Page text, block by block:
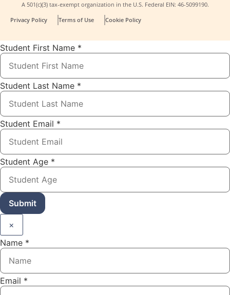
A 501(c)(3) tax-exempt organization in the U.S. Federal EIN: 46-5099190.
Privacy Policy
Terms of Use Cookie Policy
Student First Name *
Student Last Name *
Student Email *
Student Age *
Submit
×
Name *
Email *